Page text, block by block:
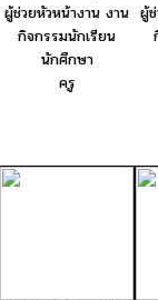
ผู้ช่วยหัวหน้างาน งาน
กิจกรรมนักเรียน
นักศึกษา
ครู
ผู้